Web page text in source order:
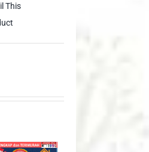
This